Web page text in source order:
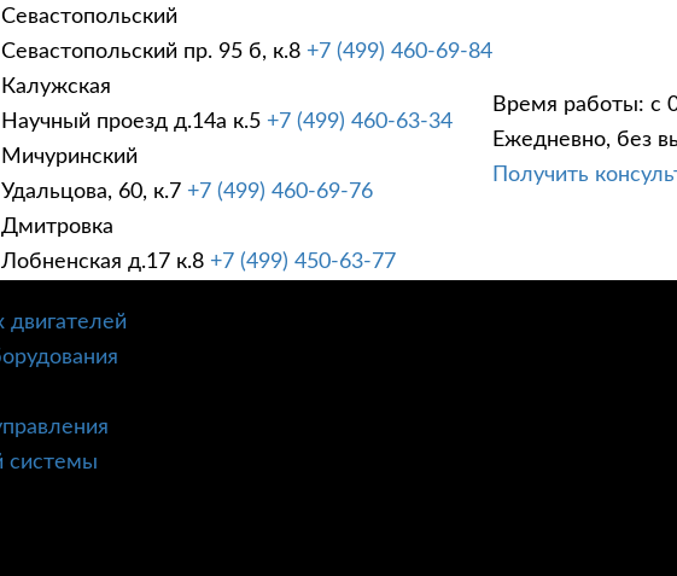
Севастопольский
Севастопольский пр. 95 б, к.8 +7 (499) 460-69-84
Калужская
Научный проезд д.14а к.5 +7 (499) 460-63-34
Мичуринский
Удальцова, 60, к.7 +7 (499) 460-69-76
Дмитровка
Лобненская д.17 к.8 +7 (499) 450-63-77
Время работы: с
Ежедневно, без
Получить
УСЛУГИ
двигателей
системы